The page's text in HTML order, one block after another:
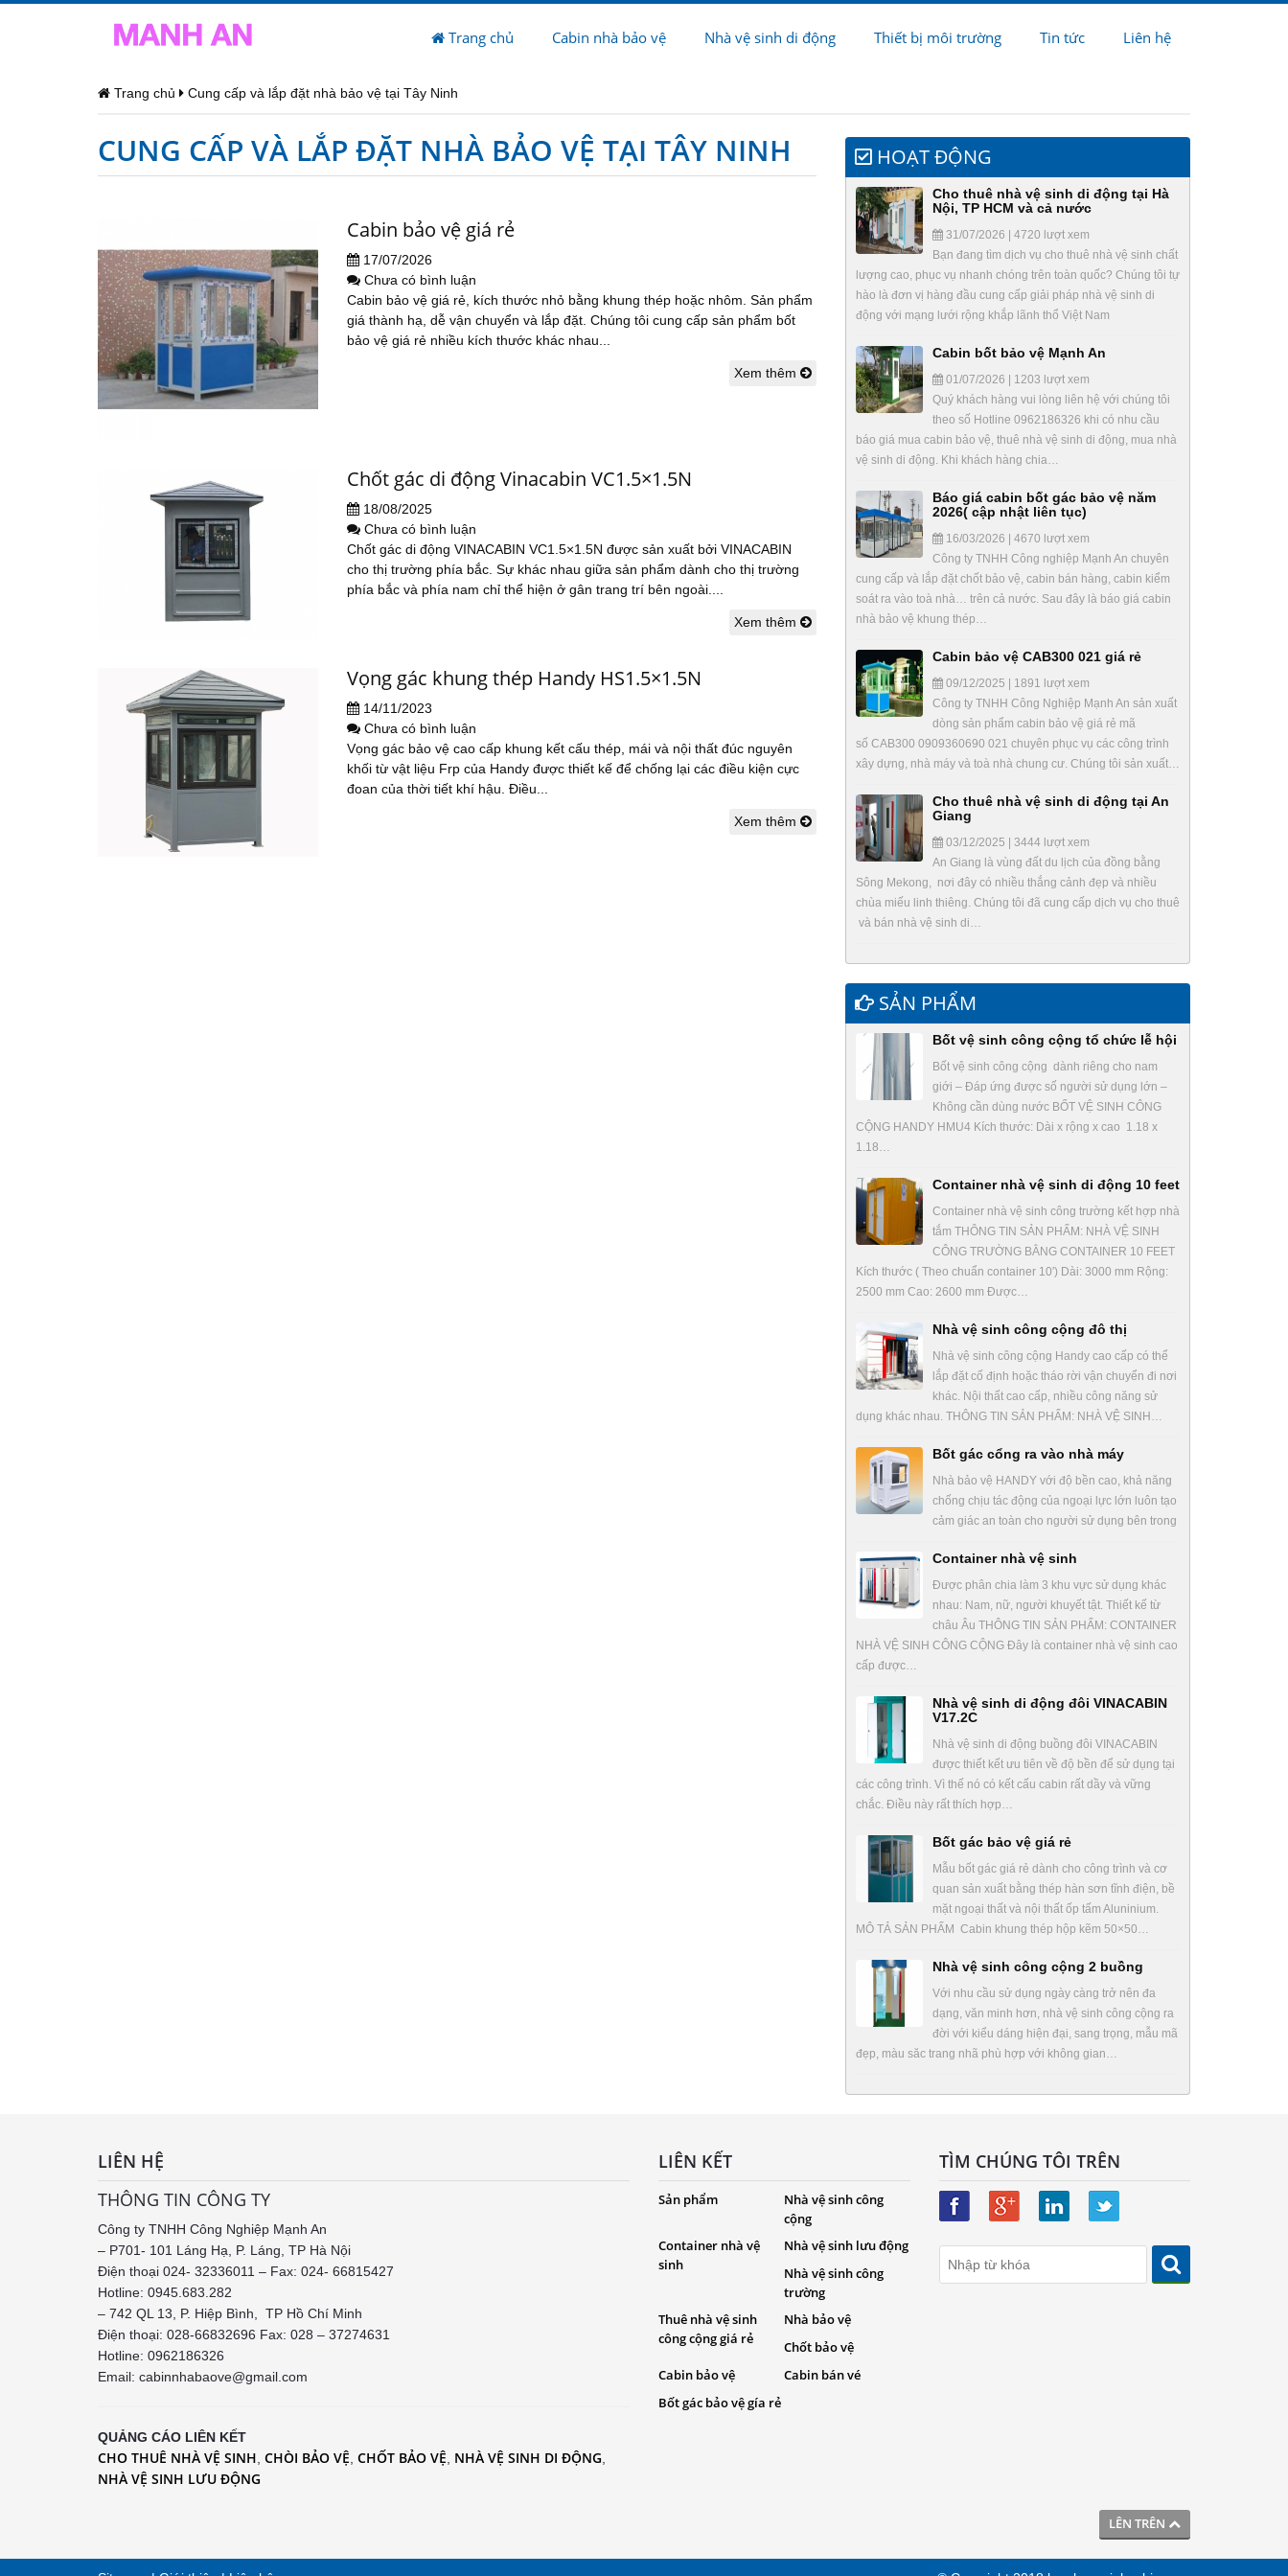
Trang chủ Cabin nhà bảo vệ Nhà vệ sinh di động Thiết bị môi trường Tin tức Liên hệ
Trang chủ Cung cấp và lắp đặt nhà bảo vệ tại Tây Ninh
CUNG CẤP VÀ LẮP ĐẶT NHÀ BẢO VỆ TẠI TÂY NINH
Cabin bảo vệ giá rẻ
17/07/2026
Chưa có bình luận
Cabin bảo vệ giá rẻ, kích thước nhỏ bằng khung thép hoặc nhôm. Sản phẩm
giá thành hạ, dễ vận chuyển và lắp đặt. Chúng tôi cung cấp sản phẩm bốt
bảo vệ giá rẻ nhiều kích thước khác nhau...
Xem thêm
Chốt gác di động Vinacabin VC1.5×1.5N
18/08/2025
Chưa có bình luận
Chốt gác di động VINACABIN VC1.5×1.5N được sản xuất bởi VINACABIN
cho thị trường phía bắc. Sự khác nhau giữa sản phẩm dành cho thị trường
phía bắc và phía nam chỉ thể hiện ở gân trang trí bên ngoài....
Xem thêm
Vọng gác khung thép Handy HS1.5×1.5N
14/11/2023
Chưa có bình luận
Vọng gác bảo vệ cao cấp khung kết cấu thép, mái và nội thất đúc nguyên
khối từ vật liệu Frp của Handy được thiết kế để chống lại các điều kiện cực
đoan của thời tiết khí hậu. Điều...
Xem thêm
HOẠT ĐỘNG
Cho thuê nhà vệ sinh di động tại Hà
Nội, TP HCM và cả nước
31/07/2026 | 4720 lượt xem
Bạn đang tìm dịch vụ cho thuê nhà vệ sinh chất
lượng cao, phục vụ nhanh chóng trên toàn quốc? Chúng tôi tự
hào là đơn vị hàng đầu cung cấp giải pháp nhà vệ sinh di
động với mạng lưới rộng khắp lãnh thổ Việt Nam
Cabin bốt bảo vệ Mạnh An
01/07/2026 | 1203 lượt xem
Quý khách hàng vui lòng liên hệ với chúng tôi
theo số Hotline 0962186326 khi có nhu cầu
báo giá mua cabin bảo vệ, thuê nhà vệ sinh di động, mua nhà
vệ sinh di động. Khi khách hàng chia…
Báo giá cabin bốt gác bảo vệ năm
2026( cập nhật liên tục)
16/03/2026 | 4670 lượt xem
Công ty TNHH Công nghiệp Mạnh An chuyên
cung cấp và lắp đặt chốt bảo vệ, cabin bán hàng, cabin kiểm
soát ra vào toà nhà… trên cả nước. Sau đây là báo giá cabin
nhà bảo vệ khung thép…
Cabin bảo vệ CAB300 021 giá rẻ
09/12/2025 | 1891 lượt xem
Công ty TNHH Công Nghiệp Mạnh An sản xuất
dòng sản phẩm cabin bảo vệ giá rẻ mã
số CAB300 0909360690 021 chuyên phục vụ các công trình
xây dựng, nhà máy và toà nhà chung cư. Chúng tôi sản xuất…
Cho thuê nhà vệ sinh di động tại An
Giang
03/12/2025 | 3444 lượt xem
An Giang là vùng đất du lịch của đồng bằng
Sông Mekong, nơi đây có nhiều thắng cảnh đẹp và nhiều
chùa miếu linh thiêng. Chúng tôi đã cung cấp dịch vụ cho thuê
và bán nhà vệ sinh di…
SẢN PHẨM
Bốt vệ sinh công cộng tổ chức lễ hội
Bốt vệ sinh công cộng dành riêng cho nam
giới – Đáp ứng được số người sử dụng lớn –
Không cần dùng nước BỐT VỆ SINH CÔNG
CỘNG HANDY HMU4 Kích thước: Dài x rộng x cao 1.18 x
1.18…
Container nhà vệ sinh di động 10 feet
Container nhà vệ sinh công trường kết hợp nhà
tắm THÔNG TIN SẢN PHẨM: NHÀ VỆ SINH
CÔNG TRƯỜNG BẰNG CONTAINER 10 FEET
Kích thước ( Theo chuẩn container 10′) Dài: 3000 mm Rộng:
2500 mm Cao: 2600 mm Được…
Nhà vệ sinh công cộng đô thị
Nhà vệ sinh công cộng Handy cao cấp có thể
lắp đặt cố định hoặc tháo rời vận chuyển đi nơi
khác. Nội thất cao cấp, nhiều công năng sử
dụng khác nhau. THÔNG TIN SẢN PHẨM: NHÀ VỆ SINH…
Bốt gác cổng ra vào nhà máy
Nhà bảo vệ HANDY với độ bền cao, khả năng
chống chịu tác động của ngoại lực lớn luôn tạo
cảm giác an toàn cho người sử dụng bên trong
Container nhà vệ sinh
Được phân chia làm 3 khu vực sử dụng khác
nhau: Nam, nữ, người khuyết tật. Thiết kế từ
châu Âu THÔNG TIN SẢN PHẨM: CONTAINER
NHÀ VỆ SINH CÔNG CỘNG Đây là container nhà vệ sinh cao
cấp được…
Nhà vệ sinh di động đôi VINACABIN
V17.2C
Nhà vệ sinh di động buồng đôi VINACABIN
được thiết kết ưu tiên về độ bền để sử dụng tại
các công trình. Vì thế nó có kết cấu cabin rất dầy và vững
chắc. Điều này rất thích hợp…
Bốt gác bảo vệ giá rẻ
Mẫu bốt gác giá rẻ dành cho công trình và cơ
quan sản xuất bằng thép hàn sơn tĩnh điện, bề
mặt ngoại thất và nội thất ốp tấm Aluninium.
MÔ TẢ SẢN PHẨM Cabin khung thép hộp kẽm 50×50…
Nhà vệ sinh công cộng 2 buồng
Với nhu cầu sử dụng ngày càng trở nên đa
dạng, văn minh hơn, nhà vệ sinh công cộng ra
đời với kiểu dáng hiện đại, sang trọng, mẫu mã
đẹp, màu săc trang nhã phù hợp với không gian…
LÊN TRÊN
LIÊN HỆ
THÔNG TIN CÔNG TY
Công ty TNHH Công Nghiệp Mạnh An
– P701- 101 Láng Hạ, P. Láng, TP Hà Nội
Điện thoại 024- 32336011 – Fax: 024- 66815427
Hotline: 0945.683.282
– 742 QL 13, P. Hiệp Bình, TP Hồ Chí Minh
Điện thoại: 028-66832696 Fax: 028 – 37274631
Hotline: 0962186326
Email: cabinnhabaove@gmail.com
QUẢNG CÁO LIÊN KẾT
CHO THUÊ NHÀ VỆ SINH CHÒI BẢO VỆ CHỐT BẢO VỆ NHÀ VỆ SINH DI ĐỘNG
NHÀ VỆ SINH LƯU ĐỘNG
LIÊN KẾT
Sản phẩm Nhà vệ sinh công
cộng
Container nhà vệ
sinh
Nhà vệ sinh lưu động
Nhà vệ sinh công
trường
Thuê nhà vệ sinh
công cộng giá rẻ
Nhà bảo vệ
Chốt bảo vệ
Cabin bảo vệ
Cabin bán vé
Bốt gác bảo vệ gía rẻ
TÌM CHÚNG TÔI TRÊN